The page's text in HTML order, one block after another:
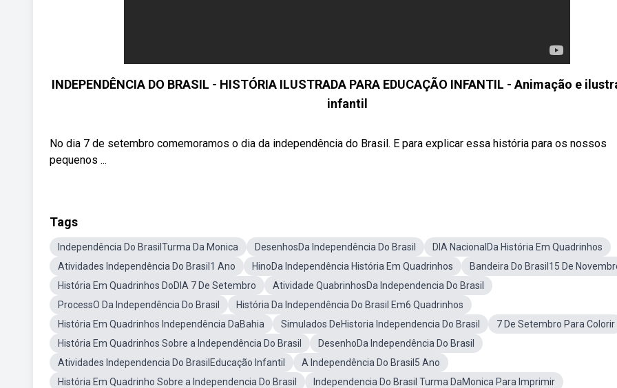
INDEPENDÊNCIA DO BRASIL - HISTÓRIA ILUSTRADA PARA EDUCAÇÃO INFANTIL - Animação e
infantil
No dia 7 de setembro comemoramos o dia da independência do Brasil. E para explicar essa história para os nossos
pequenos ...
Tags
Independência Do BrasilTurma Da Monica DesenhosDa Independência Do Brasil
DIA NacionalDa História Em Quadrinhos
Atividades Independência Do Brasil1 Ano
HinoDa Independência História Em Quadrinhos
Bandeira Do Brasil15 De
História Em Quadrinhos DoDIA 7 De Setembro
Atividade QuabrinhosDa Independencia Do Brasil
ProcessO Da Independência Do Brasil
História Da Independência Do Brasil Em6 Quadrinhos
História Em Quadrinhos Independência DaBahia
Simulados DeHistoria Independencia Do Brasil
7 De Setembro Para Colorir
História Em Quadrinhos Sobre a Independência Do Brasil
DesenhoDa Independência Do Brasil
Atividades Independencia Do BrasilEducação Infantil
A Independência Do Brasil5 Ano
História Em Quadrinho Sobre a Independencia Do Brasil
Independencia Do Brasil Turma DaMonica Para Imprimir